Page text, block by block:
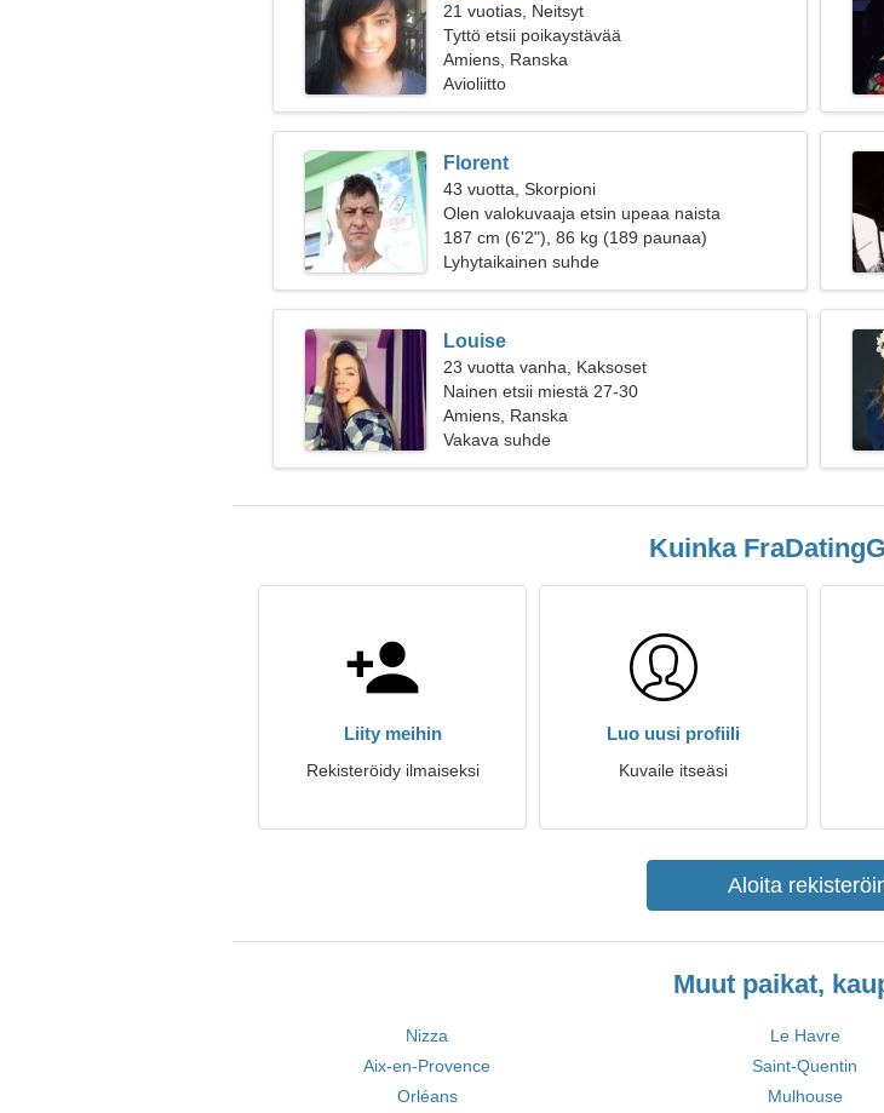
21 vuotias, Neitsyt
Tyttö etsii poikaystävää
Amiens, Ranska
Avioliitto
Florent
43 vuotta, Skorpioni
Olen valokuvaaja etsin upeaa naista
187 cm (6'2"), 86 kg (189 paunaa)
Lyhytaikainen suhde
Louise
23 vuotta vanha, Kaksoset
Nainen etsii miestä 27-30
Amiens, Ranska
Vakava suhde
Kuinka
Liity meihin
Rekisteröidy ilmaiseksi
Luo uusi profiili
Kuvaile itseäsi
Aloita
Muut paikat,
Nizza Le Havre
Aix-en-Provence
Saint-Quentin
Orléans
Mulhouse